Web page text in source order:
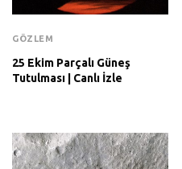
GÖZLEM
25 Ekim Parçalı Güneş
Tutulması | Canlı İzle